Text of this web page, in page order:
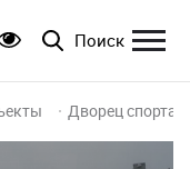
Поиск
Дворец